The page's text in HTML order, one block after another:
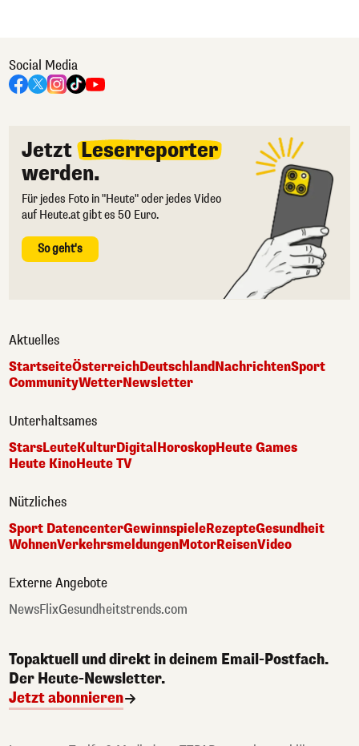
Social Media
Jetzt Leserreporter
werden.
Für jedes Foto in "Heute" oder jedes Video
auf Heute.at gibt es 50 Euro.
So geht's
Aktuelles
StartseiteÖsterreichDeutschlandNachrichtenSport
CommunityWetterNewsletter
Unterhaltsames
StarsLeuteKulturDigitalHoroskopHeute Games
Heute KinoHeute TV
Nützliches
Sport DatencenterGewinnspieleRezepteGesundheit
WohnenVerkehrsmeldungenMotorReisenVideo
Externe Angebote
NewsFlixGesundheitstrends.com
Topaktuell und direkt in deinem Email-Postfach.
Der Heute-Newsletter.
Jetzt abonnieren